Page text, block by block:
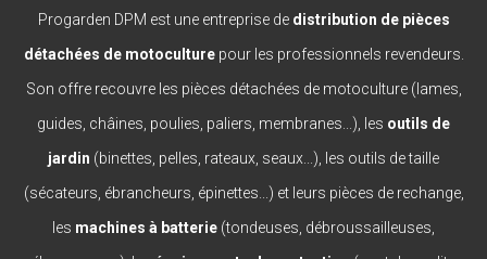
Progarden DPM est une entreprise de distribution de pièces
détachées de motoculturepour les professionnels revendeurs.
Son offre recouvre les pièces détachées de motoculture (lames,
guides, châines, poulies, paliers, membranes...), les outils de
jardin (binettes, pelles, rateaux, seaux...), les outils de taille
(sécateurs, ébrancheurs, épinettes...) et leurs pièces de rechange,
les machines à batterie (tondeuses, débroussailleuses,